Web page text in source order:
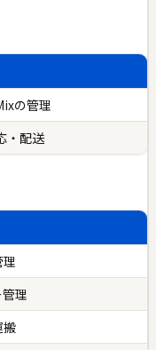
の管理
・配送
理
搬